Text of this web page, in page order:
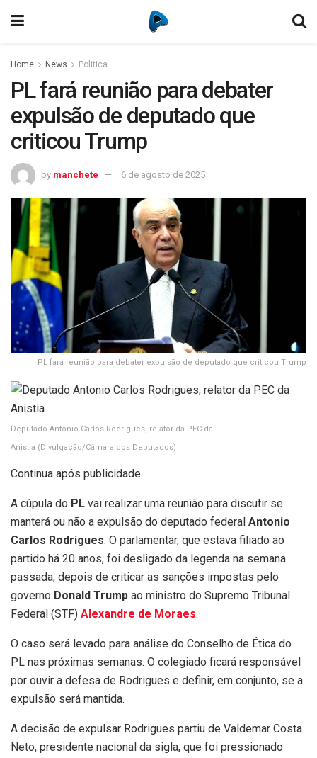
Home News Politica
PL fará reunião para debater
expulsão de deputado que
criticou Trump
by manchete 6 de agosto de 2025
PL fará reunião para debater expulsão de deputado que criticou Trump
Deputado Antonio Carlos Rodrigues, relator da PEC da
Anistia (Divulgação/Câmara dos Deputados)
Continua após publicidade
A cúpula do PL vai realizar uma reunião para discutir se
manterá ou não a expulsão do deputado federal Antonio
Carlos Rodrigues. O parlamentar, que estava filiado ao
partido há 20 anos, foi desligado da legenda na semana
passada, depois de criticar as sanções impostas pelo
governo Donald Trump ao ministro do Supremo Tribunal
Federal (STF) Alexandre de Moraes.
O caso será levado para análise do Conselho de Ética do
PL nas próximas semanas. O colegiado ficará responsável
por ouvir a defesa de Rodrigues e definir, em conjunto, se a
expulsão será mantida.
A decisão de expulsar Rodrigues partiu de Valdemar Costa
Neto, presidente nacional da sigla, que foi pressionado